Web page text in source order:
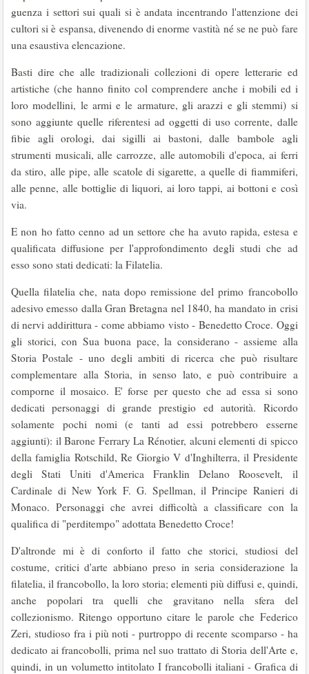
guenza i settori sui quali si è andata incentrando l'attenzione dei
cultori si è espansa, divenendo di enorme vastità né se ne può fare
una esausti­va elencazione.
Basti dire che alle tradizionali collezioni di opere letterarie ed
artistiche (che hanno finito col comprendere anche i mobili ed i
loro modelli­ni, le armi e le armature, gli arazzi e gli stemmi) si
sono aggiunte quelle riferentesi ad oggetti di uso corrente, dalle
fibie agli orologi, dai sigilli ai bastoni, dalle bambole agli
strumenti musicali, alle carrozze, alle automobili d'epoca, ai ferri
da stiro, alle pipe, alle scatole di sigarette, a quelle di fiammiferi,
alle penne, alle bottiglie di liquori, ai loro tappi, ai bottoni e così
via.
E non ho fatto cenno ad un settore che ha avuto rapida, estesa e
qualificata diffusione per l'approfondimento degli studi che ad
esso sono stati dedicati: la Filatelia.
Quella filatelia che, nata dopo remissione del primo francobollo
adesivo emesso dalla Gran Bretagna nel 1840, ha mandato in crisi
di nervi addirittura - come abbiamo visto - Benedetto Croce. Oggi
gli storici, con Sua buona pace, la considerano - assieme alla
Storia Postale - uno degli ambiti di ricerca che può risultare
comple­mentare alla Storia, in senso lato, e può contribui­re a
comporne il mosaico. E' forse per questo che ad essa si sono
dedicati personaggi di grande prestigio ed autorità. Ricordo
solamente pochi nomi (e tanti ad essi potrebbero esserne
aggiunti): il Barone Ferrary La Rénotier, alcuni elementi di spicco
della famiglia Rotschild, Re Giorgio V d'Inghilterra, il Presidente
degli Stati Uniti d'America Franklin Delano Roosevelt, il
Cardinale di New York F. G. Spellman, il Principe Ranieri di
Monaco. Personaggi che avrei difficoltà a classificare con la
qualifica di "perditempo" adottata Benedetto Croce!
D'altronde mi è di conforto il fatto che storici, studiosi del
costume, critici d'arte abbiano preso in seria considerazione la
filatelia, il francobollo, la loro storia; elementi più diffusi e, quindi,
anche popolari tra quelli che gravitano nella sfera del
collezionismo. Ritengo opportuno citare le parole che Federico
Zeri, studioso fra i più noti - pur­troppo di recente scomparso - ha
dedicato ai fran­cobolli, prima nel suo trattato di Storia dell'Arte e,
quindi, in un volumetto intitolato I francobolli italiani - Grafica di